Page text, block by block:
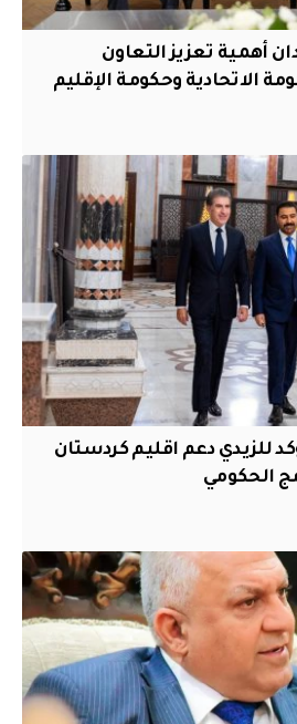
أهمية تعزيز التعاون
الاتحادية وحكومة الإقليم
للزيدي دعم اقليم ‏كردستان
الحكومي